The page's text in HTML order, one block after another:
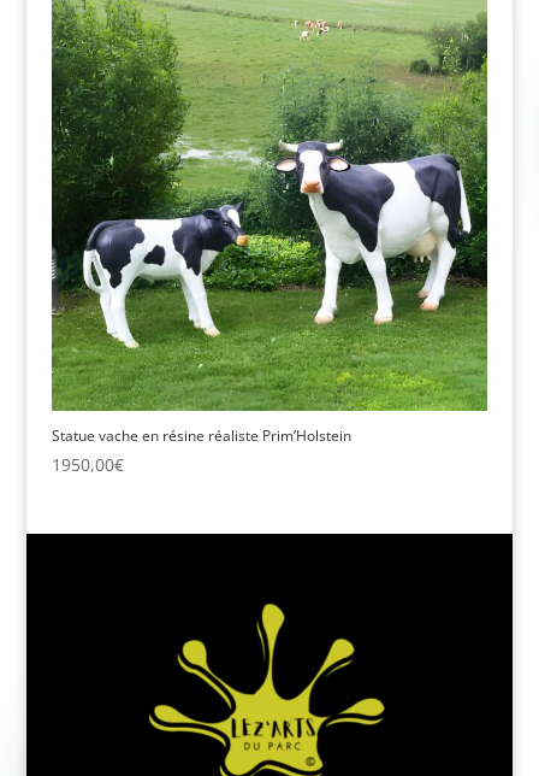
Statue vache en résine réaliste Prim’Holstein
1950,00€